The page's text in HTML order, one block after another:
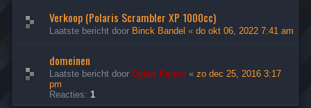
Verkoop (Polaris Scrambler XP 1000cc)
Laatste bericht door Binck Bandel « do okt 06, 2022 7:41 am
domeinen
Laatste bericht door Dylan Keizer « zo dec 25, 2016 3:17
pm
Reacties: 1